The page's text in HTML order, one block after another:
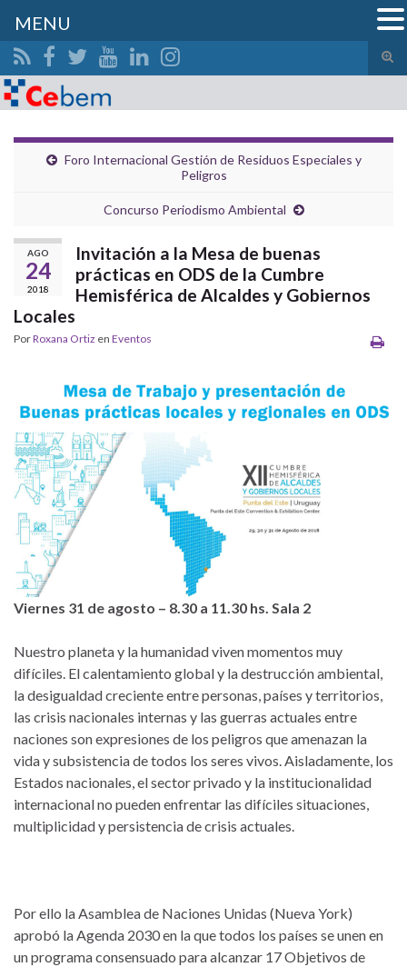
el
Search for:
Foro Internacional Gestión de Residuos Especiales y
Peligros
Concurso Periodismo Ambiental
AGO
24
2018
Invitación a la Mesa de buenas
prácticas en ODS de la Cumbre
Hemisférica de Alcaldes y Gobiernos
Locales
PorRoxana Ortiz en Eventos
Viernes 31 de agosto – 8.30 a 11.30 hs. Sala 2
Nuestro planeta y la humanidad viven momentos muy
difíciles. El calentamiento global y la destrucción ambiental,
la desigualdad creciente entre personas, países y territorios,
las crisis nacionales internas y las guerras actuales entre
naciones son expresiones de los peligros que amenazan la
vida y subsistencia de todos los seres vivos. Aisladamente, los
Estados nacionales, el sector privado y la institucionalidad
internacional no pueden enfrentar las difíciles situaciones,
multiplicidad y persistencia de crisis actuales.
Por ello la Asamblea de Naciones Unidas (Nueva York)
aprobó la Agenda 2030 en la que todos los países se unen en
un programa consensuado para alcanzar 17 Objetivos de
MENU